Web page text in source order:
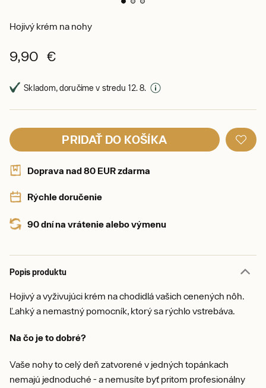
Hojivý krém na nohy
9,90 €
Skladom, doručíme v stredu 12. 8.
PRIDAŤ DO KOŠÍKA
Doprava nad 80 EUR zdarma
Rýchle doručenie
90 dní na vrátenie alebo výmenu
Popis produktu
Hojivý a vyživujúci krém na chodidlá vašich cenených nôh.
Ľahký a nemastný pomocník, ktorý sa rýchlo vstrebáva.
Na čo je to dobré?
Vaše nohy to celý deň zatvorené v jedných topánkach
nemajú jednoduché - a nemusíte byť pritom profesionálny